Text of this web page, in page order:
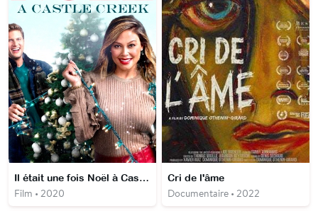
Il était une fois Noël à Castle Creek
Film • 2020
Cri de l'âme
Documentaire • 2022